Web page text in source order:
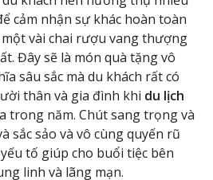
cảm nhận sự khác hoàn toàn
vài chai rượu vang thượng
Đây sẽ là món quà tặng vô
sâu sắc mà du khách rất có
thân và gia đình khi du lịch
trong năm. Chút sang trọng và
sắc sảo và vô cùng quyến rũ
tố giúp cho buổi tiệc bên
linh và lãng mạn.